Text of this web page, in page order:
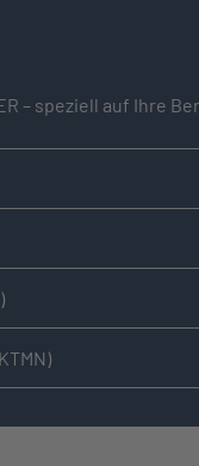
– speziell auf Ihre